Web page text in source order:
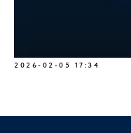
2026-02-05 17:34